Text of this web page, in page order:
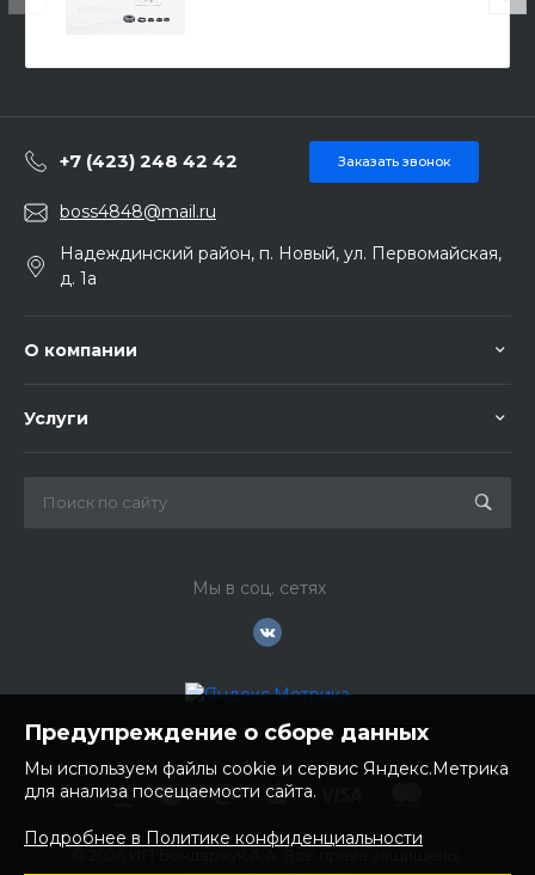
+7 (423) 248 42 42 Заказать звонок
boss4848@mail.ru
Надеждинский район, п. Новый, ул. Первомайская,
д. 1а
О компании
Услуги
Мы в соц. сетях
Предупреждение о сборе данных
Мы используем файлы cookie и сервис Яндекс.Метрика
для анализа посещаемости сайта.
Подробнее в Политике конфиденциальности